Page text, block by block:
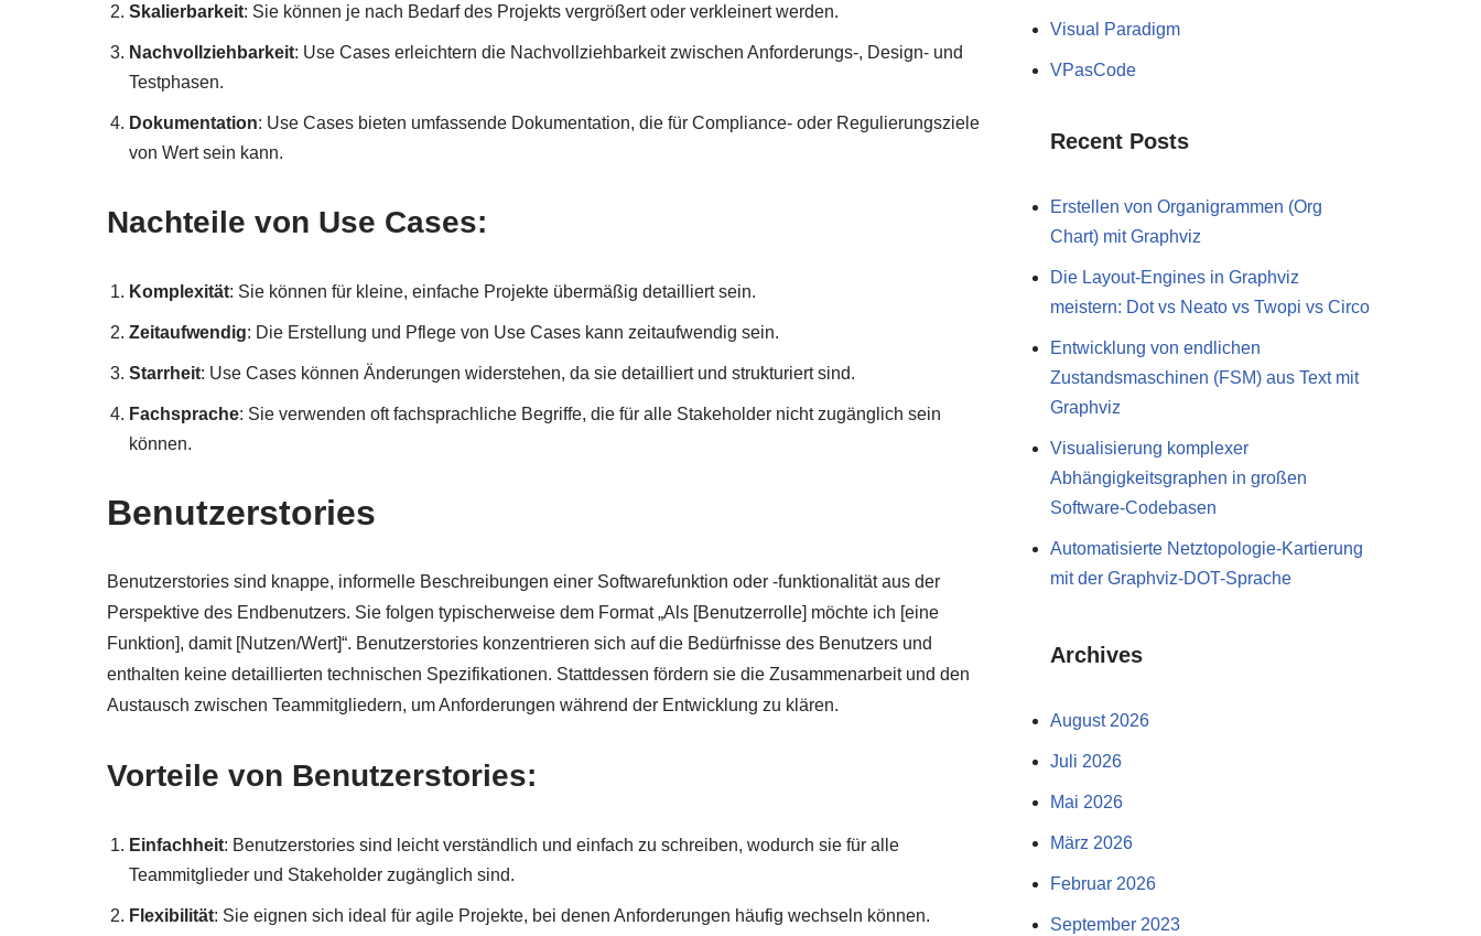
Skalierbarkeit: Sie können je nach Bedarf des Projekts vergrößert oder verkleinert werden.
Nachvollziehbarkeit: Use Cases erleichtern die Nachvollziehbarkeit zwischen Anforderungs-, Design- und
Testphasen.
Dokumentation: Use Cases bieten umfassende Dokumentation, die für Compliance- oder Regulierungsziele
von Wert sein kann.
Nachteile von Use Cases:
Komplexität: Sie können für kleine, einfache Projekte übermäßig detailliert sein.
Zeitaufwendig: Die Erstellung und Pflege von Use Cases kann zeitaufwendig sein.
Starrheit: Use Cases können Änderungen widerstehen, da sie detailliert und strukturiert sind.
Fachsprache: Sie verwenden oft fachsprachliche Begriffe, die für alle Stakeholder nicht zugänglich sein
können.
Benutzerstories
Benutzerstories sind knappe, informelle Beschreibungen einer Softwarefunktion oder -funktionalität aus der
Perspektive des Endbenutzers. Sie folgen typischerweise dem Format „Als [Benutzerrolle] möchte ich [eine
Funktion], damit [Nutzen/Wert]“. Benutzerstories konzentrieren sich auf die Bedürfnisse des Benutzers und
enthalten keine detaillierten technischen Spezifikationen. Stattdessen fördern sie die Zusammenarbeit und den
Austausch zwischen Teammitgliedern, um Anforderungen während der Entwicklung zu klären.
Vorteile von Benutzerstories:
Einfachheit: Benutzerstories sind leicht verständlich und einfach zu schreiben, wodurch sie für alle
Teammitglieder und Stakeholder zugänglich sind.
Flexibilität: Sie eignen sich ideal für agile Projekte, bei denen Anforderungen häufig wechseln können.
Visual Paradigm
VPasCode
Recent Posts
Erstellen von Organigrammen (Org
Chart) mit Graphviz
Die Layout-Engines in Graphviz
meistern: Dot vs Neato vs Twopi vs Circo
Entwicklung von endlichen
Zustandsmaschinen (FSM) aus Text mit
Graphviz
Visualisierung komplexer
Abhängigkeitsgraphen in großen
Software-Codebasen
Automatisierte Netztopologie-Kartierung
mit der Graphviz-DOT-Sprache
Archives
August 2026
Juli 2026
Mai 2026
März 2026
Februar 2026
September 2023